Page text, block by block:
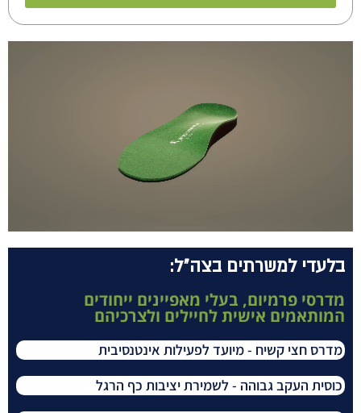
בלעדי למשרתים בצה"ל:
מדרסי פרמיום, בעלי מאפיינים ייחודים
המותאמים אישית לחיילים ולצרכיהם
מדרס חצי קשיח - מיועד לפעילות אינטנסיבית
כוסית העקב גבוהה - לשמירת יציבות כף הרגל